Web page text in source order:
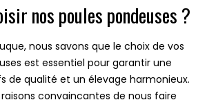
nos poules pondeuses ?
nous savons que le choix de vos
est essentiel pour garantir une
de qualité et un élevage harmonieux.
convaincantes de nous faire